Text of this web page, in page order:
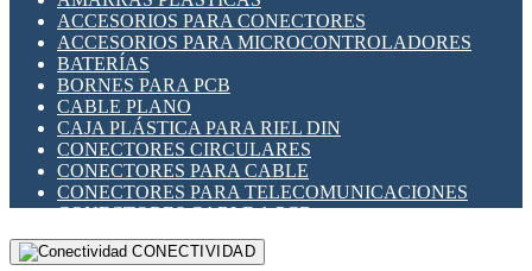
INDICADORES PARA PANEL
INTERFACES DE RELÉ
INTERRUPTORES FIN DE CARRERA
LLAVES CONMUTADORAS
MEDIDORES DE ENERGÍA Y TC'S DE CORRIENTE
MOTORES PASO A PASO
PANTALLAS HMI
PLC -CONTROLADORES LÓGICO PROGRAMABLES
PROGRAMADORES DE HORARIO
RELÉS DE PROTECCIÓN
SENSORES CAPACITIVOS
ACCESORIOS PARA CONECTORES
ACCESORIOS PARA MICROCONTROLADORES
BATERÍAS
BORNES PARA PCB
CABLE PLANO
CAJA PLÁSTICA PARA RIEL DIN
CONECTORES CIRCULARES
CONECTORES PARA CABLE
CONECTORES PARA TELECOMUNICACIONES
CONECTORES CABLE A PCB
CONECTORES PCB A CABLE
DIP SWITCHESCONECTIVIDAD